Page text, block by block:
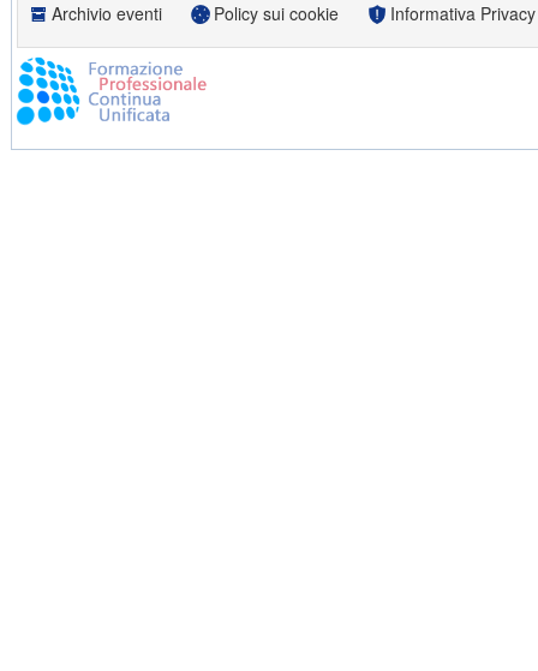
Archivio eventi Policy sui cookie Informativa Privacy